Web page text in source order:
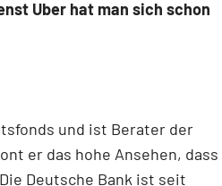
Uber hat man sich schon
und ist Berater der
er das hohe Ansehen, dass
Deutsche Bank ist seit